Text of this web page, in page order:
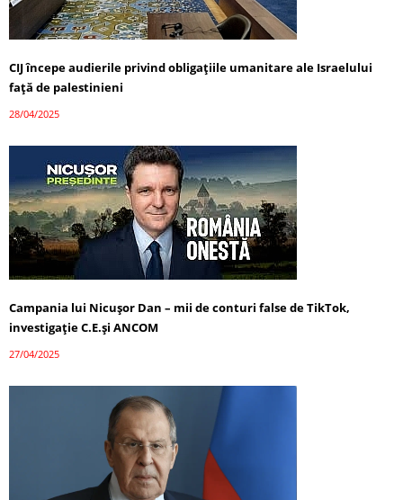
CIJ începe audierile privind obligațiile umanitare ale Israelului
față de palestinieni
28/04/2025
Campania lui Nicușor Dan – mii de conturi false de TikTok,
investigație C.E.și ANCOM
27/04/2025